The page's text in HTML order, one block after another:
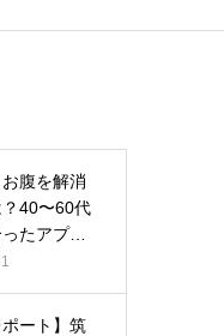
腹を解消
40〜60代
たアプロ
ポート】筑